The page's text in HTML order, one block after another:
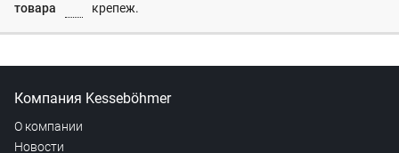
товара
крепеж.
Компания Kesseböhmer
О компании
Новости